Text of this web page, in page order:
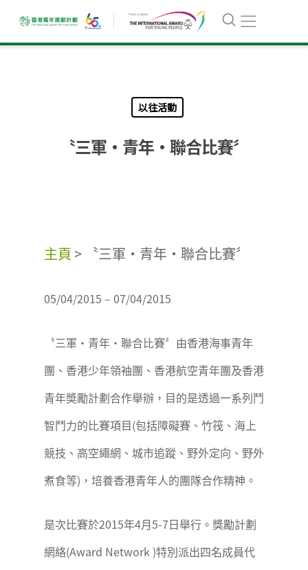
以往活動
〝三軍‧青年‧聯合比賽〞
主頁> 〝三軍‧青年‧聯合比賽〞
05/04/2015 – 07/04/2015
〝三軍‧青年‧聯合比賽〞由香港海事青年
團、香港少年領袖團、香港航空青年團及香港
青年奬勵計劃合作舉辦，目的是透過一系列鬥
智鬥力的比賽項目(包括障礙賽、竹筏、海上
競技、高空繩網、城市追蹤、野外定向、野外
煮食等)，培養香港青年人的團隊合作精神。
是次比賽於2015年4月5-7日舉行。獎勵計劃
網絡(Award Network )特別派出四名成員代